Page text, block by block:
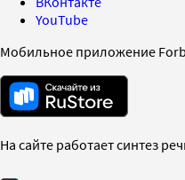
YouTube
Мобильное приложение
На сайте работает синтез